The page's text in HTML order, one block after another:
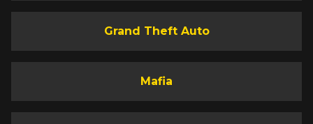
Grand Theft Auto
Mafia